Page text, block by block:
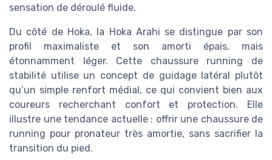
sensation de déroulé fluide.
Du côté de Hoka, la Hoka Arahi se distingue par son
profil maximaliste et son amorti épais, mais
étonnamment léger. Cette chaussure running de
stabilité utilise un concept de guidage latéral plutôt
qu’un simple renfort médial, ce qui convient bien aux
coureurs recherchant confort et protection. Elle
illustre une tendance actuelle : offrir une chaussure de
running pour pronateur très amortie, sans sacrifier la
transition du pied.